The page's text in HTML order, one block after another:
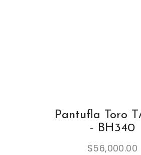
Pantufla Toro
- BH340
$56,000.00